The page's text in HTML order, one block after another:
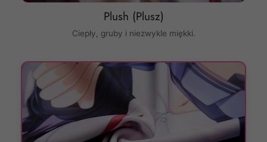
Plush (Plusz)
Ciepły, gruby i niezwykle miękki.